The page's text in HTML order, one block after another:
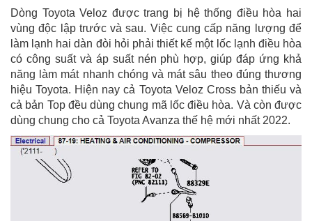
Dòng Toyota Veloz được trang bị hệ thống điều hòa hai
vùng độc lập trước và sau. Việc cung cấp năng lượng để
làm lạnh hai dàn đòi hỏi phải thiết kế một lốc lạnh điều hòa
có công suất và áp suất nén phù hợp, giúp đáp ứng khả
năng làm mát nhanh chóng và mát sâu theo đúng thương
hiệu Toyota. Hiện nay cả Toyota Veloz Cross bản thiếu và
cả bản Top đều dùng chung mã lốc điều hòa. Và còn được
dùng chung cho cả Toyota Avanza thế hệ mới nhất 2022.